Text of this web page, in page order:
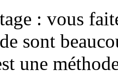
: vous
sont
une